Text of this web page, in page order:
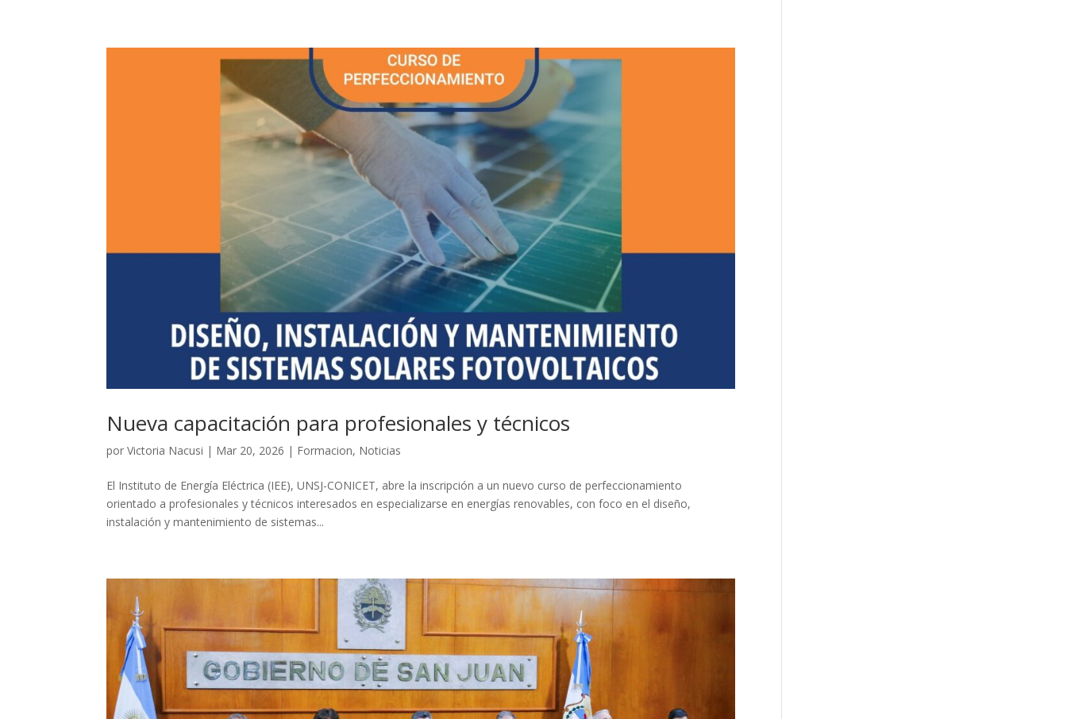
Nueva capacitación para profesionales y técnicos
porVictoria Nacusi | Mar 20, 2026 | Formacion, Noticias
El Instituto de Energía Eléctrica (IEE), UNSJ-CONICET, abre la inscripción a un nuevo curso de perfeccionamiento
orientado a profesionales y técnicos interesados en especializarse en energías renovables, con foco en el diseño,
instalación y mantenimiento de sistemas...